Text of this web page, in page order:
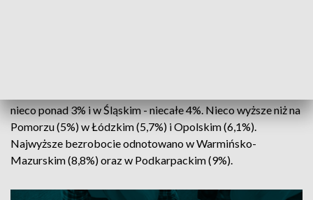
nieco ponad 3% i w Śląskim - niecałe 4%. Nieco wyższe niż na
Pomorzu (5%) w Łódzkim (5,7%) i Opolskim (6,1%).
Najwyższe bezrobocie odnotowano w Warmińsko-
Mazurskim (8,8%) oraz w Podkarpackim (9%).